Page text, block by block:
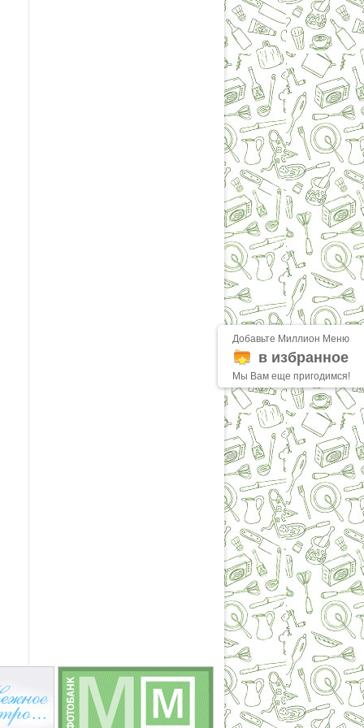
Добавьте Миллион Меню
в избранное
Мы Вам еще пригодимся!